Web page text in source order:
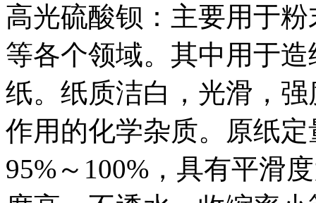
高光硫酸钡：主要用于
等各个领域。其中用于
纸。纸质洁白，光滑，
作用的化学杂质。原纸定
95%～100%，具有平滑